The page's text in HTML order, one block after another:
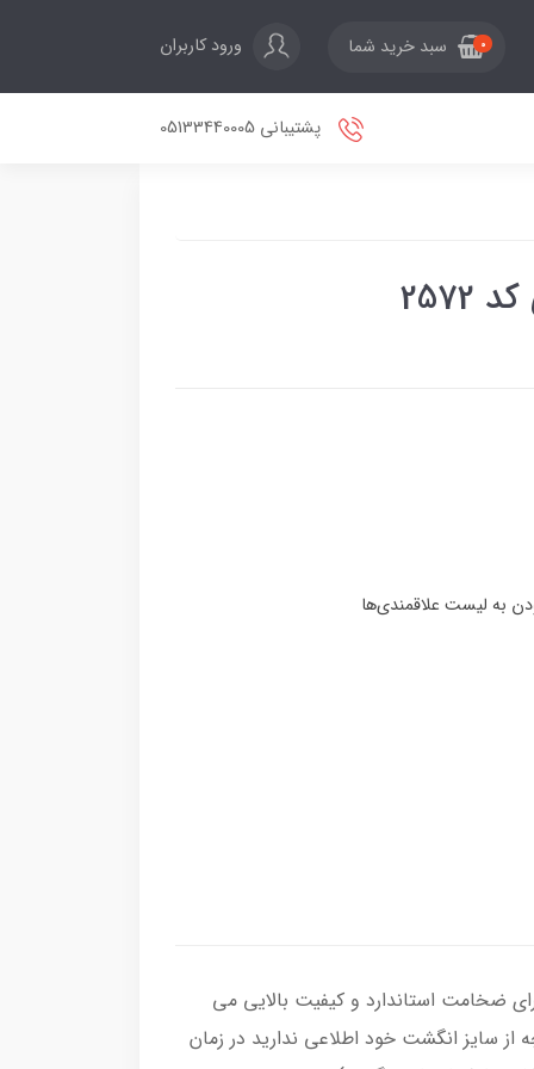
0 سبد خرید شما ورود کاربران
پشتیبانی 05133440005
، رکاب انگشتر از نقره اصل با عیار بین المللی 925 ساخته شده و دارای ضخامت استاندارد و کیفیت بالایی می‌
از سایز انگشت خود اطلاعی ندارید در زمان